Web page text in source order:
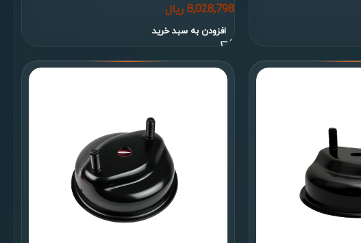
8,028,798 ریال
افزودن به سبد خرید